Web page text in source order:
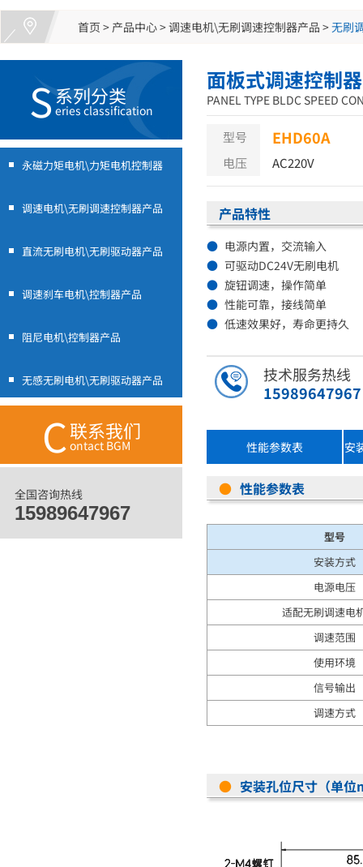
首页 > 产品中心>调速电机\无刷调速控制器产品 >无刷
S系列分类
eries classification
永磁力矩电机\力矩电机控制器
调速电机\无刷调速控制器产品
直流无刷电机\无刷驱动器产品
调速刹车电机\控制器产品
阻尼电机\控制器产品
无感无刷电机\无刷驱动器产品
C联系我们
ontact BGM
全国咨询热线
15989647967
面板式调速控制器
PANEL TYPE BLDC SPEED
型号 EHD60A
电压 AC220V
产品特性
● 电源内置，交流输入
● 可驱动DC24V无刷电机
● 旋钮调速，操作简单
● 性能可靠，接线简单
● 低速效果好，寿命更持久
技术服务热线
15989647967
性能参数表 安
● 性能参数表
型号
安装方式
电源电压
适配无刷调速电
调速范围
使用环境
信号输出
调速方式
● 安装孔位尺寸（单位